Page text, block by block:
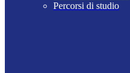
Percorsi di studio